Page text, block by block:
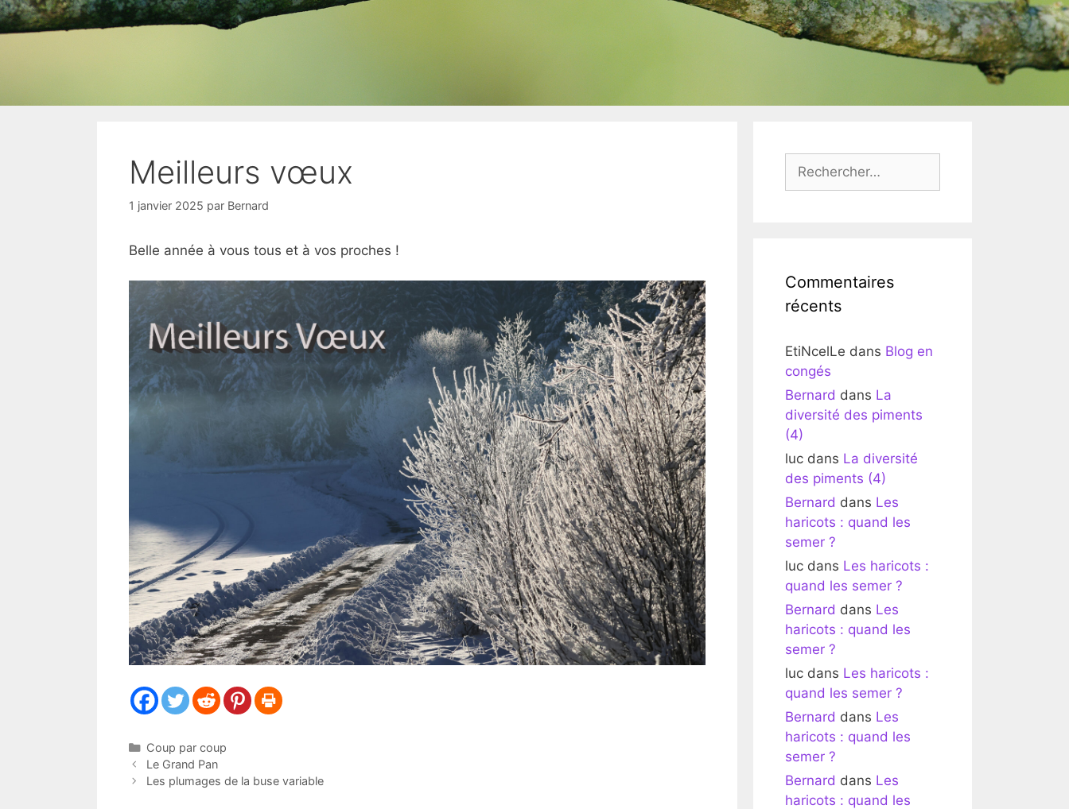
Meilleurs vœux
1 janvier 2025 par Bernard
Belle année à vous tous et à vos proches !
Catégories
Coup par coup
Le Grand Pan
Les plumages de la buse variable
Commentaires
récents
EtiNcelLe dans Blog en
congés
Bernard dans La
diversité des piments
(4)
luc dans La diversité
des piments (4)
Bernard dans Les
haricots : quand les
semer ?
luc dans Les haricots :
quand les semer ?
Bernard dans Les
haricots : quand les
semer ?
luc dans Les haricots :
quand les semer ?
Bernard dans Les
haricots : quand les
semer ?
Bernard dans Les
haricots : quand les